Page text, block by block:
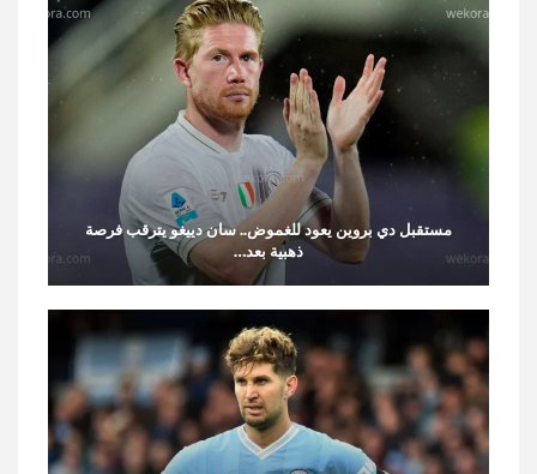
مستقبل دي بروين يعود للغموض.. سان دييغو يترقب فرصة
ذهبية بعد…